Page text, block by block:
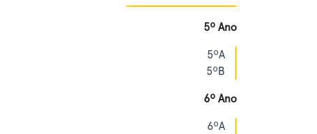
5º Ano
5ºA
5ºB
6º Ano
6ºA